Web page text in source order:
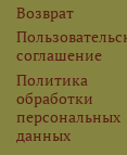
Возврат
соглашение
Политика
обработки
персональных
данных